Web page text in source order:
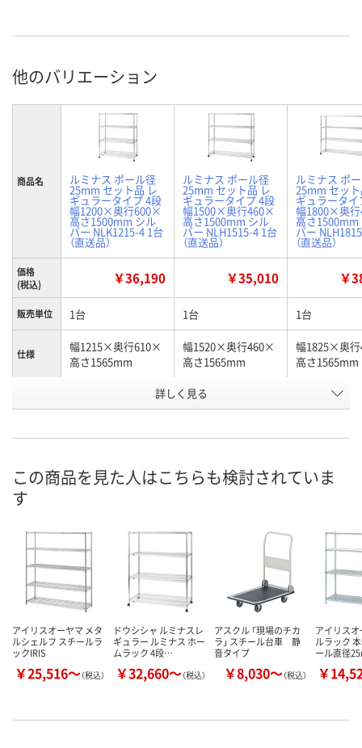
他のバリエーション
商品名 ルミナス ポール径
25mm セット品 レ
ギュラータイプ 4段
幅1200×奥行600×
高さ1500mm シル
バー NLK1215-4 1台
（直送品）
ルミナス ポール径
25mm セット品 レ
ギュラータイプ 4段
幅1500×奥行460×
高さ1500mm シル
バー NLH1515-4 1台
（直送品）
ルミナス ポ
25mm セッ
ギュラータイ
幅1800×奥
高さ1500mm
バー
（直送品）
価格
(税込)
￥36,190 ￥35,010 ￥
販売単位 1台 1台 1台
仕様
幅1215×奥行610×
高さ1565mm
幅1520×奥行460×
高さ1565mm
幅1825×奥
高さ1565mm
P682076 P682083
8月19日（水）まで
カゴへ
詳しく見る
この商品を見た人はこちらも検討されていま
す
アイリスオーヤマ メタ
ルシェルフ スチールラ
ックIRIS
￥25,516～（税込）
ドウシシャ ルミナスレ
ギュラー ルミナス ホー
ムラック 4段…
￥32,660～（税込）
アスクル 「現場のチカ
ラ」 スチール台車 静
音タイプ
￥8,030～（税込）
アイリス
ルラック
ール直径
￥